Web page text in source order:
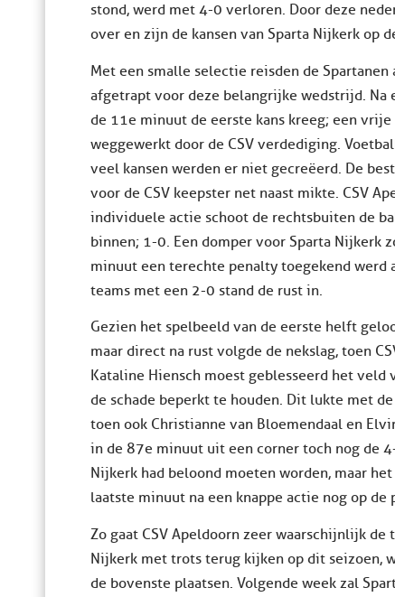
stond, werd met 4-0 verloren. Door deze
over en zijn de kansen van Sparta Nijkerk op
Met een smalle selectie reisden de
afgetrapt voor deze belangrijke wedstrijd. Na
de 11e minuut de eerste kans kreeg; een
weggewerkt door de CSV verdediging.
veel kansen werden er niet gecreëerd. De
voor de CSV keepster net naast mikte. CSV
individuele actie schoot de rechtsbuiten de
binnen; 1-0. Een domper voor Sparta Nijkerk
minuut een terechte penalty toegekend werd
teams met een 2-0 stand de rust in.
Gezien het spelbeeld van de eerste helft
maar direct na rust volgde de nekslag, toen
Kataline Hiensch moest geblesseerd het veld
de schade beperkt te houden. Dit lukte met
toen ook Christianne van Bloemendaal en
in de 87e minuut uit een corner toch nog de
Nijkerk had beloond moeten worden, maar
laatste minuut na een knappe actie nog op de
Zo gaat CSV Apeldoorn zeer waarschijnlijk
Nijkerk met trots terug kijken op dit seizoen,
de bovenste plaatsen. Volgende week zal